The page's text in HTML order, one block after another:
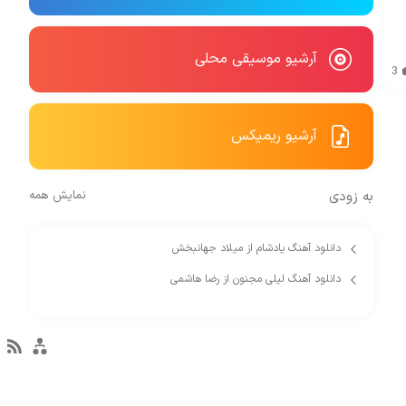
3
آرشیو موسیقی محلی
آرشیو ریمیکس
به زودی نمایش همه
دانلود آهنگ یادشام از میلاد جهانبخش
دانلود آهنگ لیلی مجنون از رضا هاشمی